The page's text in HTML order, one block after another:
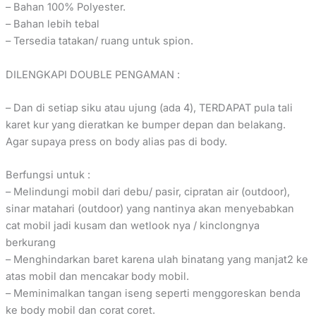
– Bahan 100% Polyester.
– Bahan lebih tebal
– Tersedia tatakan/ ruang untuk spion.
DILENGKAPI DOUBLE PENGAMAN :
– Dan di setiap siku atau ujung (ada 4), TERDAPAT pula tali
karet kur yang dieratkan ke bumper depan dan belakang.
Agar supaya press on body alias pas di body.
Berfungsi untuk :
– Melindungi mobil dari debu/ pasir, cipratan air (outdoor),
sinar matahari (outdoor) yang nantinya akan menyebabkan
cat mobil jadi kusam dan wetlook nya / kinclongnya
berkurang
– Menghindarkan baret karena ulah binatang yang manjat2 ke
atas mobil dan mencakar body mobil.
– Meminimalkan tangan iseng seperti menggoreskan benda
ke body mobil dan corat coret.